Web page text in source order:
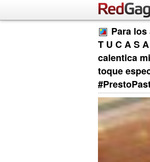
Para
T U C A S
calentica
toque